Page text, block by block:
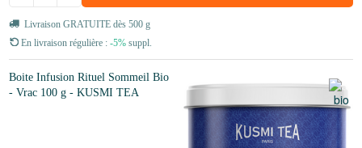
Livraison GRATUITE dès 500 g
En livraison régulière : -5% suppl.
Boite Infusion Rituel Sommeil Bio
- Vrac 100 g - KUSMI TEA